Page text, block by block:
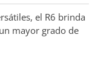
el R6 brinda
mayor grado de